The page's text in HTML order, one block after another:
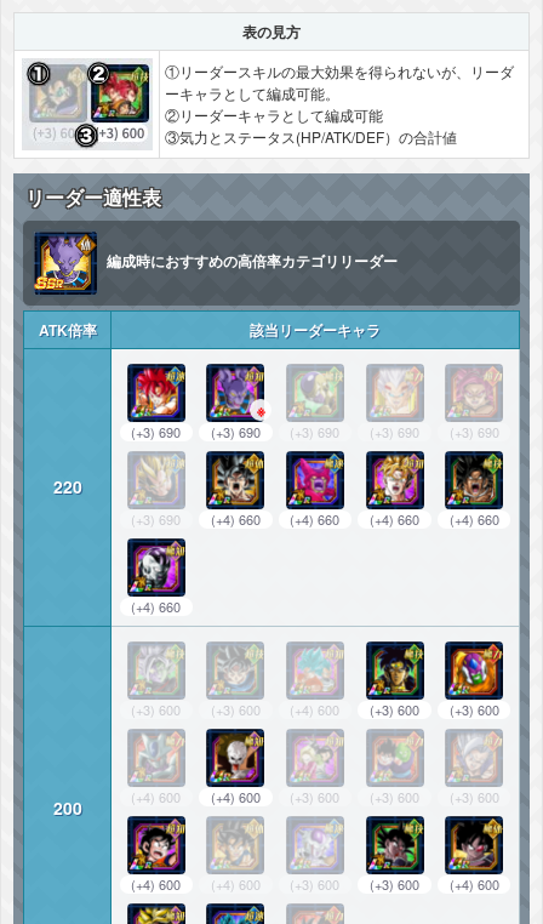
表の見方
①リーダースキルの最大効果を得られないが、リーダ
ーキャラとして編成可能。
②リーダーキャラとして編成可能
③気力とステータス(HP/ATK/DEF）の合計値
リーダー適性表
編成時におすすめの高倍率カテゴリリーダー
ATK倍率 該当リーダーキャラ
220
(+3) 690 (+3) 690
※
(+3) 690 (+3) 690 (+3) 690
(+3) 690 (+4) 660 (+4) 660 (+4) 660 (+4) 660
(+4) 660
200
(+3) 600 (+3) 600 (+4) 600 (+3) 600 (+3) 600
(+4) 600 (+4) 600 (+3) 600 (+3) 600 (+3) 600
(+4) 600 (+4) 600 (+3) 600 (+3) 600 (+4) 600